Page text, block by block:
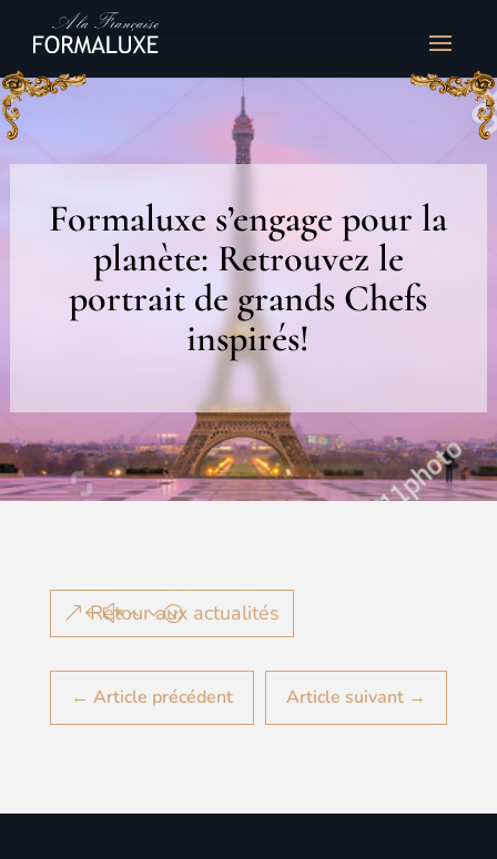
Formaluxe s’engage pour la
planète: Retrouvez le
portrait de grands Chefs
inspirés!
Retour aux actualités
← Article précédent Article suivant →